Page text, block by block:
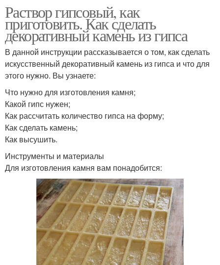
Раствор гипсовый, как
приготовить. Как сделать
декоративный камень из гипса
В данной инструкции рассказывается о том, как сделать
искусственный декоративный камень из гипса и что для
этого нужно. Вы узнаете:
Что нужно для изготовления камня;
Какой гипс нужен;
Как рассчитать количество гипса на форму;
Как сделать камень;
Как высушить.
Инструменты и материалы
Для изготовления камня вам понадобится: